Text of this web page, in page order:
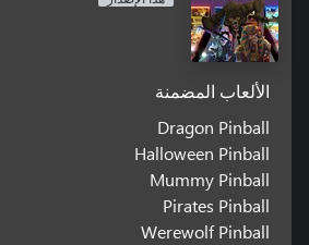
الألعاب المضمنة
Dragon Pinball
Halloween Pinball
Mummy Pinball
Pirates Pinball
Werewolf Pinball